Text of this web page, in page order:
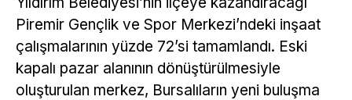
Piremir Gençlik ve Spor Merkezi’ndeki inşaat
çalışmalarının yüzde 72’si tamamlandı. Eski
kapalı pazar alanının dönüştürülmesiyle
oluşturulan merkez, Bursalıların yeni buluşma